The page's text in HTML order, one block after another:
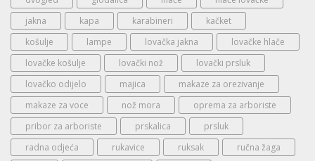
jakna
kapa karabineri
kačket
košulje
lampe lovačka jakna
lovačke hlače
lovačke košulje
lovački nož
lovački prsluk
lovačko odijelo
majica
makaze za orezivanje
makaze za voce
nož mora
oprema za arboriste
pribor za arboriste
prskalica
prsluk
radna odjeća
rukavice ruksak
ručna žaga